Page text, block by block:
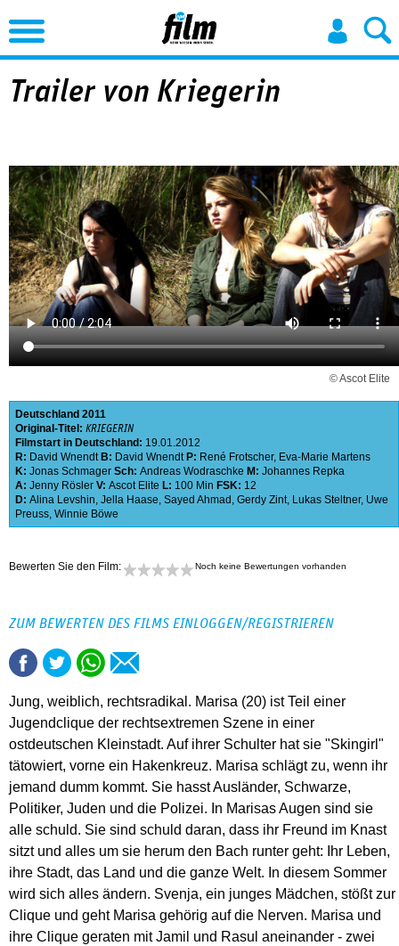
Jump to Navigation
Trailer von Kriegerin
© Ascot Elite
Deutschland 2011
Original-Titel: KRIEGERIN
Filmstart in Deutschland: 19.01.2012
R: David Wnendt B: David Wnendt P: René Frotscher, Eva-Marie Martens
K: Jonas Schmager Sch: Andreas Wodraschke M: Johannes Repka
A: Jenny Rösler V: Ascot Elite L: 100 Min FSK: 12
D: Alina Levshin, Jella Haase, Sayed Ahmad , Gerdy Zint, Lukas Steltner, Uwe
Preuss, Winnie Böwe
Bewerten Sie den Film: Noch keine Bewertungen vorhanden
ZUM BEWERTEN DES FILMS EINLOGGEN/REGISTRIEREN
Jung, weiblich, rechtsradikal. Marisa (20) ist Teil einer
Jugendclique der rechtsextremen Szene in einer
ostdeutschen Kleinstadt. Auf ihrer Schulter hat sie "Skingirl"
tätowiert, vorne ein Hakenkreuz. Marisa schlägt zu, wenn ihr
jemand dumm kommt. Sie hasst Ausländer, Schwarze,
Politiker, Juden und die Polizei. In Marisas Augen sind sie
alle schuld. Sie sind schuld daran, dass ihr Freund im Knast
sitzt und alles um sie herum den Bach runter geht: Ihr Leben,
ihre Stadt, das Land und die ganze Welt. In diesem Sommer
wird sich alles ändern. Svenja, ein junges Mädchen, stößt zur
Clique und geht Marisa gehörig auf die Nerven. Marisa und
ihre Clique geraten mit Jamil und Rasul aneinander - zwei